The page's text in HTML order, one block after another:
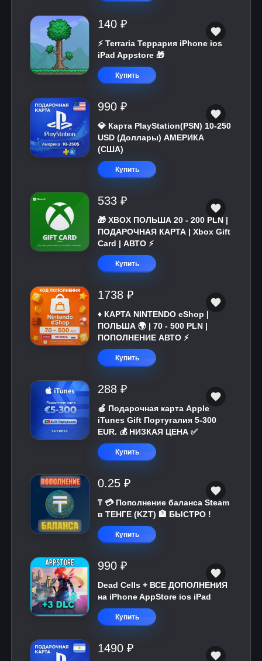
140 ₽
⚡️ Terraria Террария iPhone ios
iPad Appstore 🎁
Купить
990 ₽
💎 Карта PlayStation(PSN) 10-250
USD (Доллары) АМЕРИКА
(США)
Купить
533 ₽
🎁 XBOX ПОЛЬША 20 - 200 PLN |
ПОДАРОЧНАЯ КАРТА | Xbox Gift
Card | АВТО ⚡
Купить
1738 ₽
♦️ КАРТА NINTENDO eShop |
ПОЛЬША 🌍 | 70 - 500 PLN |
ПОПОЛНЕНИЕ АВТО ⚡
Купить
288 ₽
🍎 Подарочная карта Apple
iTunes Gift Португалия 5-300
EUR. 💰 НИЗКАЯ ЦЕНА ✅
Купить
0.25 ₽
₸ 💳 Пополнение баланса Steam
в ТЕНГЕ (KZT) 🏦 БЫСТРО !
Купить
990 ₽
Dead Cells + ВСЕ ДОПОЛНЕНИЯ
на iPhone AppStore ios iPad
Купить
1490 ₽